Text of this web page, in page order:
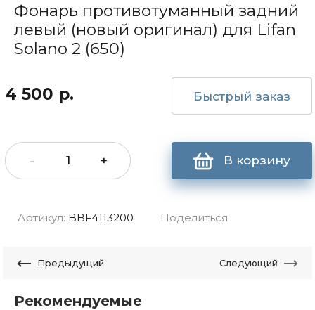
Фонарь противотуманный задний
левый (новый оригинал) для Lifan
Solano 2 (650)
4 500 р. Быстрый заказ
- + В корзину
Артикул: BBF4113200 Поделиться
Предыдущий Следующий
Рекомендуемые